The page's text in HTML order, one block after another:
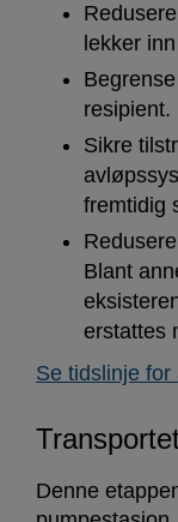
lekker
resipient.
Sikre
fremtidig
Blant
erstattes
Se tidslinje for
Denne